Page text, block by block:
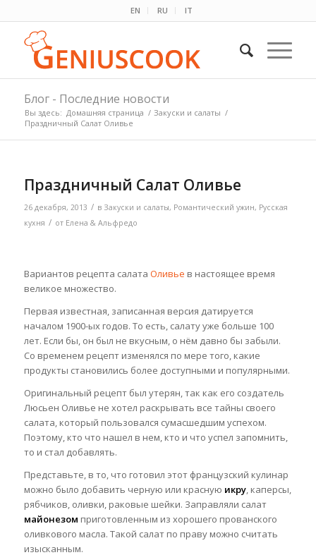
EN RU IT
Блог - Последние новости
Вы здесь: Домашняя страница / Закуски и салаты /
Праздничный Салат Оливье
Праздничный Салат Оливье
26 декабря, 2013 / в Закуски и салаты, Романтический ужин, Русская
кухня / от Елена & Альфредо
Вариантов рецепта салата Оливье в настоящее время
великое множество.
Первая известная, записанная версия датируется
началом 1900-ых годов. То есть, салату уже больше 100
лет. Если бы, он был не вкусным, о нём давно бы забыли.
Со временем рецепт изменялся по мере того, какие
продукты становились более доступными и популярными.
Оригинальный рецепт был утерян, так как его создатель
Люсьен Оливье не хотел раскрывать все тайны своего
салата, который пользовался сумасшедшим успехом.
Поэтому, кто что нашел в нем, кто и что успел запомнить,
то и стал добавлять.
Представьте, в то, что готовил этот французский кулинар
можно было добавить черную или красную икру, каперсы,
рябчиков, оливки, раковые шейки. Заправляли салат
майонезом приготовленным из хорошего прованского
оливкового масла. Такой салат по праву можно считать
изысканным.